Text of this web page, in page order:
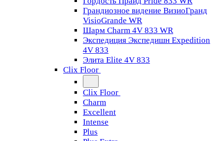
Грандиозное видение ВизиоГранд
VisioGrande WR
Шарм Charm 4V 833 WR
Экспедиция Экспедишн Expedition
4V 833
Элита Elite 4V 833
Clix Floor
Clix Floor
Charm
Excellent
Intense
Plus